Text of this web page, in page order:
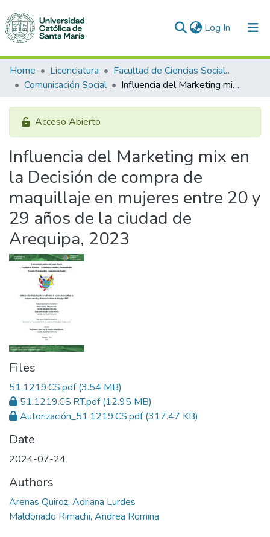
Log In (current)
Communities & Collections
All of DSpace
Statistics
Home Licenciatura
Facultad de Ciencias Sociales y Humanidades
Comunicación Social
Influencia del Marketing mix en la Decisión de compra de maquillaje en mujeres entre 20 y 29 años de la ciudad de Arequipa, 2023
Acceso Abierto
Influencia del Marketing mix en
la Decisión de compra de
maquillaje en mujeres entre 20 y
29 años de la ciudad de
Arequipa, 2023
Files
51.1219.CS.pdf(3.54 MB)
51.1219.CS.RT.pdf(12.95 MB)
Autorización_51.1219.CS.pdf(317.47 KB)
Date
2024-07-24
Authors
Arenas Quiroz, Adriana Lurdes
Maldonado Rimachi, Andrea Romina